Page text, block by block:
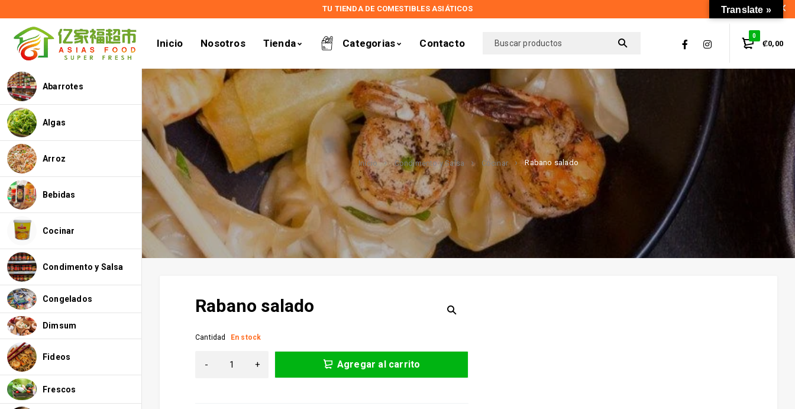
TU TIENDA DE COMESTIBLES ASIÁTICOS
Inicio Nosotros Tienda Categorias Contacto
0
₡0,00
Abarrotes
Algas
Arroz
Bebidas
Cocinar
Condimento y Salsa
Congelados
Dimsum
Fideos
Frescos
Inicio Condimento y Salsa Cocinar Rabano salado
Rabano salado
Cantidad En stock
Agregar al carrito
Translate »